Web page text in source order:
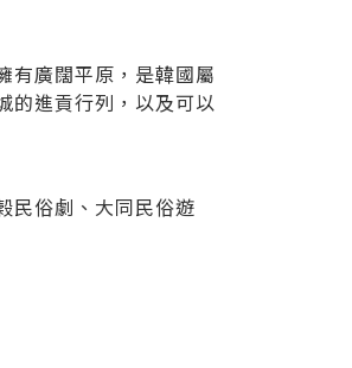
有廣闊平原，是韓國屬
的進貢行列，以及可以
民俗劇、大同民俗遊